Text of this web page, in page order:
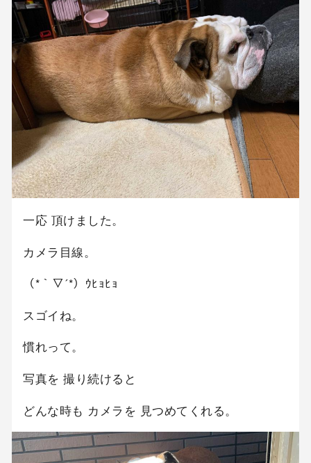
一応 頂けました。
カメラ目線。
（*｀▽´*）ｳﾋｮﾋｮ
スゴイね。
慣れって。
写真を 撮り続けると
どんな時も カメラを 見つめてくれる。